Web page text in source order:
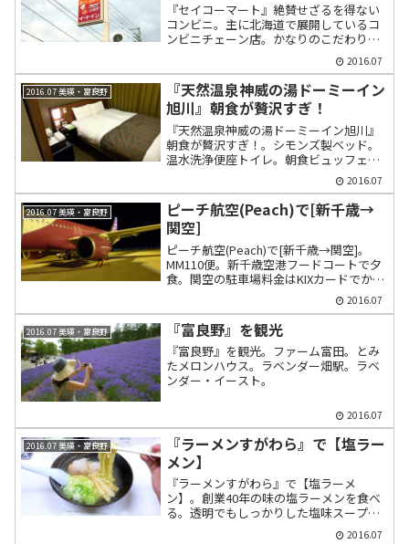
『セイコーマート』絶賛せざるを得ない
コンビニ。主に北海道で展開しているコ
ンビニチェーン店。かなりのこだわりを
もって商品をそろえている。ホットシェ
2016.07
2016.07 美瑛・富良野
『天然温泉神威の湯ドーミーイン
旭川』朝食が贅沢すぎ！
『天然温泉神威の湯ドーミーイン旭川』
朝食が贅沢すぎ！。シモンズ製ベッド。
温水洗浄便座トイレ。朝食ビュッフェは
いくら、ラム肉ちゃんちゃん焼き、ホタ
テなど北海道料理が食べ放題。名物夜鳴
きそばは不要なのでは？。
2016.07
2016.07 美瑛・富良野
ピーチ航空(Peach)で[新千歳→
関空]
ピーチ航空(Peach)で[新千歳→関空]。
MM110便。新千歳空港フードコートで夕
食。関空の駐車場料金はKIXカードでかな
2016.07
2016.07 美瑛・富良野 『富良野』を観光
『富良野』を観光。ファーム富田。とみ
たメロンハウス。ラベンダー畑駅。ラベ
ンダー・イースト。
2016.07
2016.07 美瑛・富良野
『ラーメンすがわら』で【塩ラー
メン】
『ラーメンすがわら』で【塩ラーメ
ン】。創業40年の味の塩ラーメンを食べ
る。透明でもしっかりした塩味スープで
2016.07